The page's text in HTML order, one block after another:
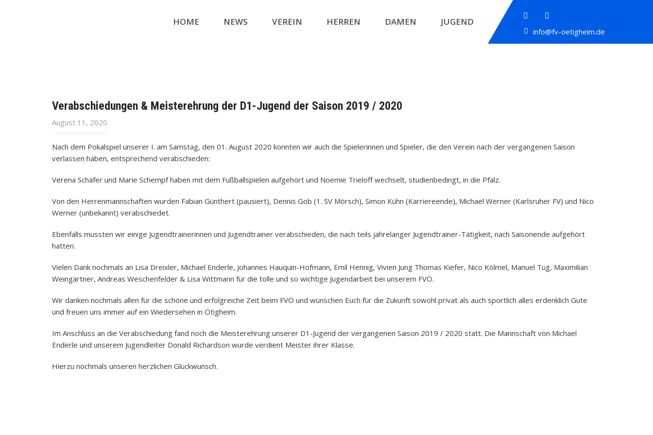
info@fv-oetigheim.de
HOME NEWS VEREIN HERREN DAMEN JUGEND
Verabschiedungen & Meisterehrung der D1-Jugend der Saison 2019 / 2020
August 11, 2020
Nach dem Pokalspiel unserer I. am Samstag, den 01. August 2020 konnten wir auch die Spielerinnen und Spieler, die den Verein nach der vergangenen Saison
verlassen haben, entsprechend verabschieden:
Verena Schäfer und Marie Schempf haben mit dem Fußballspielen aufgehört und Noemie Trieloff wechselt, studienbedingt, in die Pfalz.
Von den Herrenmannschaften wurden Fabian Günthert (pausiert), Dennis Gob (1. SV Mörsch), Simon Kühn (Karriereende), Michael Werner (Karlsruher FV) und Nico
Werner (unbekannt) verabschiedet.
Ebenfalls mussten wir einige Jugendtrainerinnen und Jugendtrainer verabschieden, die nach teils jahrelanger Jugendtrainer-Tätigkeit, nach Saisonende aufgehört
hatten.
Vielen Dank nochmals an Lisa Dreixler, Michael Enderle, Johannes Hauquin-Hofmann, Emil Hennig, Vivien Jung Thomas Kiefer, Nico Kölmel, Manuel Tüg, Maximilian
Weingärtner, Andreas Weschenfelder & Lisa Wittmann für die tolle und so wichtige Jugendarbeit bei unserem FVÖ.
Wir danken nochmals allen für die schöne und erfolgreiche Zeit beim FVÖ und wünschen Euch für die Zukunft sowohl privat als auch sportlich alles erdenklich Gute
und freuen uns immer auf ein Wiedersehen in Ötigheim.
Im Anschluss an die Verabschiedung fand noch die Meisterehrung unserer D1-Jugend der vergangenen Saison 2019 / 2020 statt. Die Mannschaft von Michael
Enderle und unserem Jugendleiter Donald Richardson wurde verdient Meister ihrer Klasse.
Hierzu nochmals unseren herzlichen Glückwunsch.